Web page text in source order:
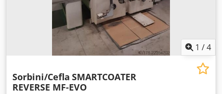
1 /4
Sorbini/Cefla SMARTCOATER
REVERSE MF-EVO